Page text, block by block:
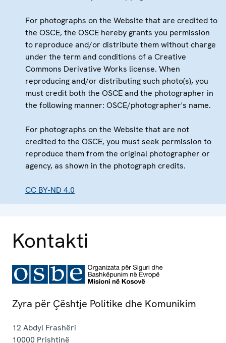
For photographs on the Website that are credited to
the OSCE, the OSCE hereby grants you permission
to reproduce and/or distribute them without charge
under the term and conditions of a Creative
Commons Derivative Works license. When
reproducing and/or distributing such photo(s), you
must credit both the OSCE and the photographer in
the following manner: OSCE/photographer's name.
For photographs on the Website that are not
credited to the OSCE, you must seek permission to
reproduce them from the original photographer or
agency, as shown in the photograph credits.
CC BY-ND 4.0
Kontakti
Zyra për Çështje Politike dhe Komunikim
12 Abdyl Frashëri
10000 Prishtinë